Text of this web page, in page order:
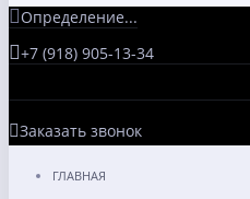
Определение...
+7 (918) 905-13-34
Заказать звонок
ГЛАВНАЯ